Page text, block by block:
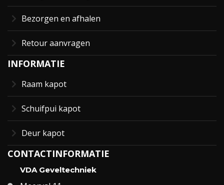
Bezorgen en afhalen
Retour aanvragen
INFORMATIE
Raam kapot
Schuifpui kapot
Deur kapot
CONTACTINFORMATIE
VDA Geveltechniek